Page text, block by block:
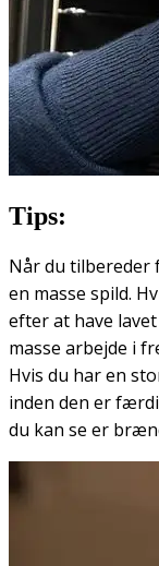
Tips:
Når du tilbereder
en masse spild.
efter at have
masse arbejde i
Hvis du har en
inden den er
du kan se er